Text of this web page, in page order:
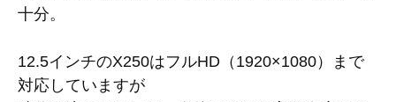
十分。
12.5インチのX250はフルHD（1920×1080）まで
対応していますが